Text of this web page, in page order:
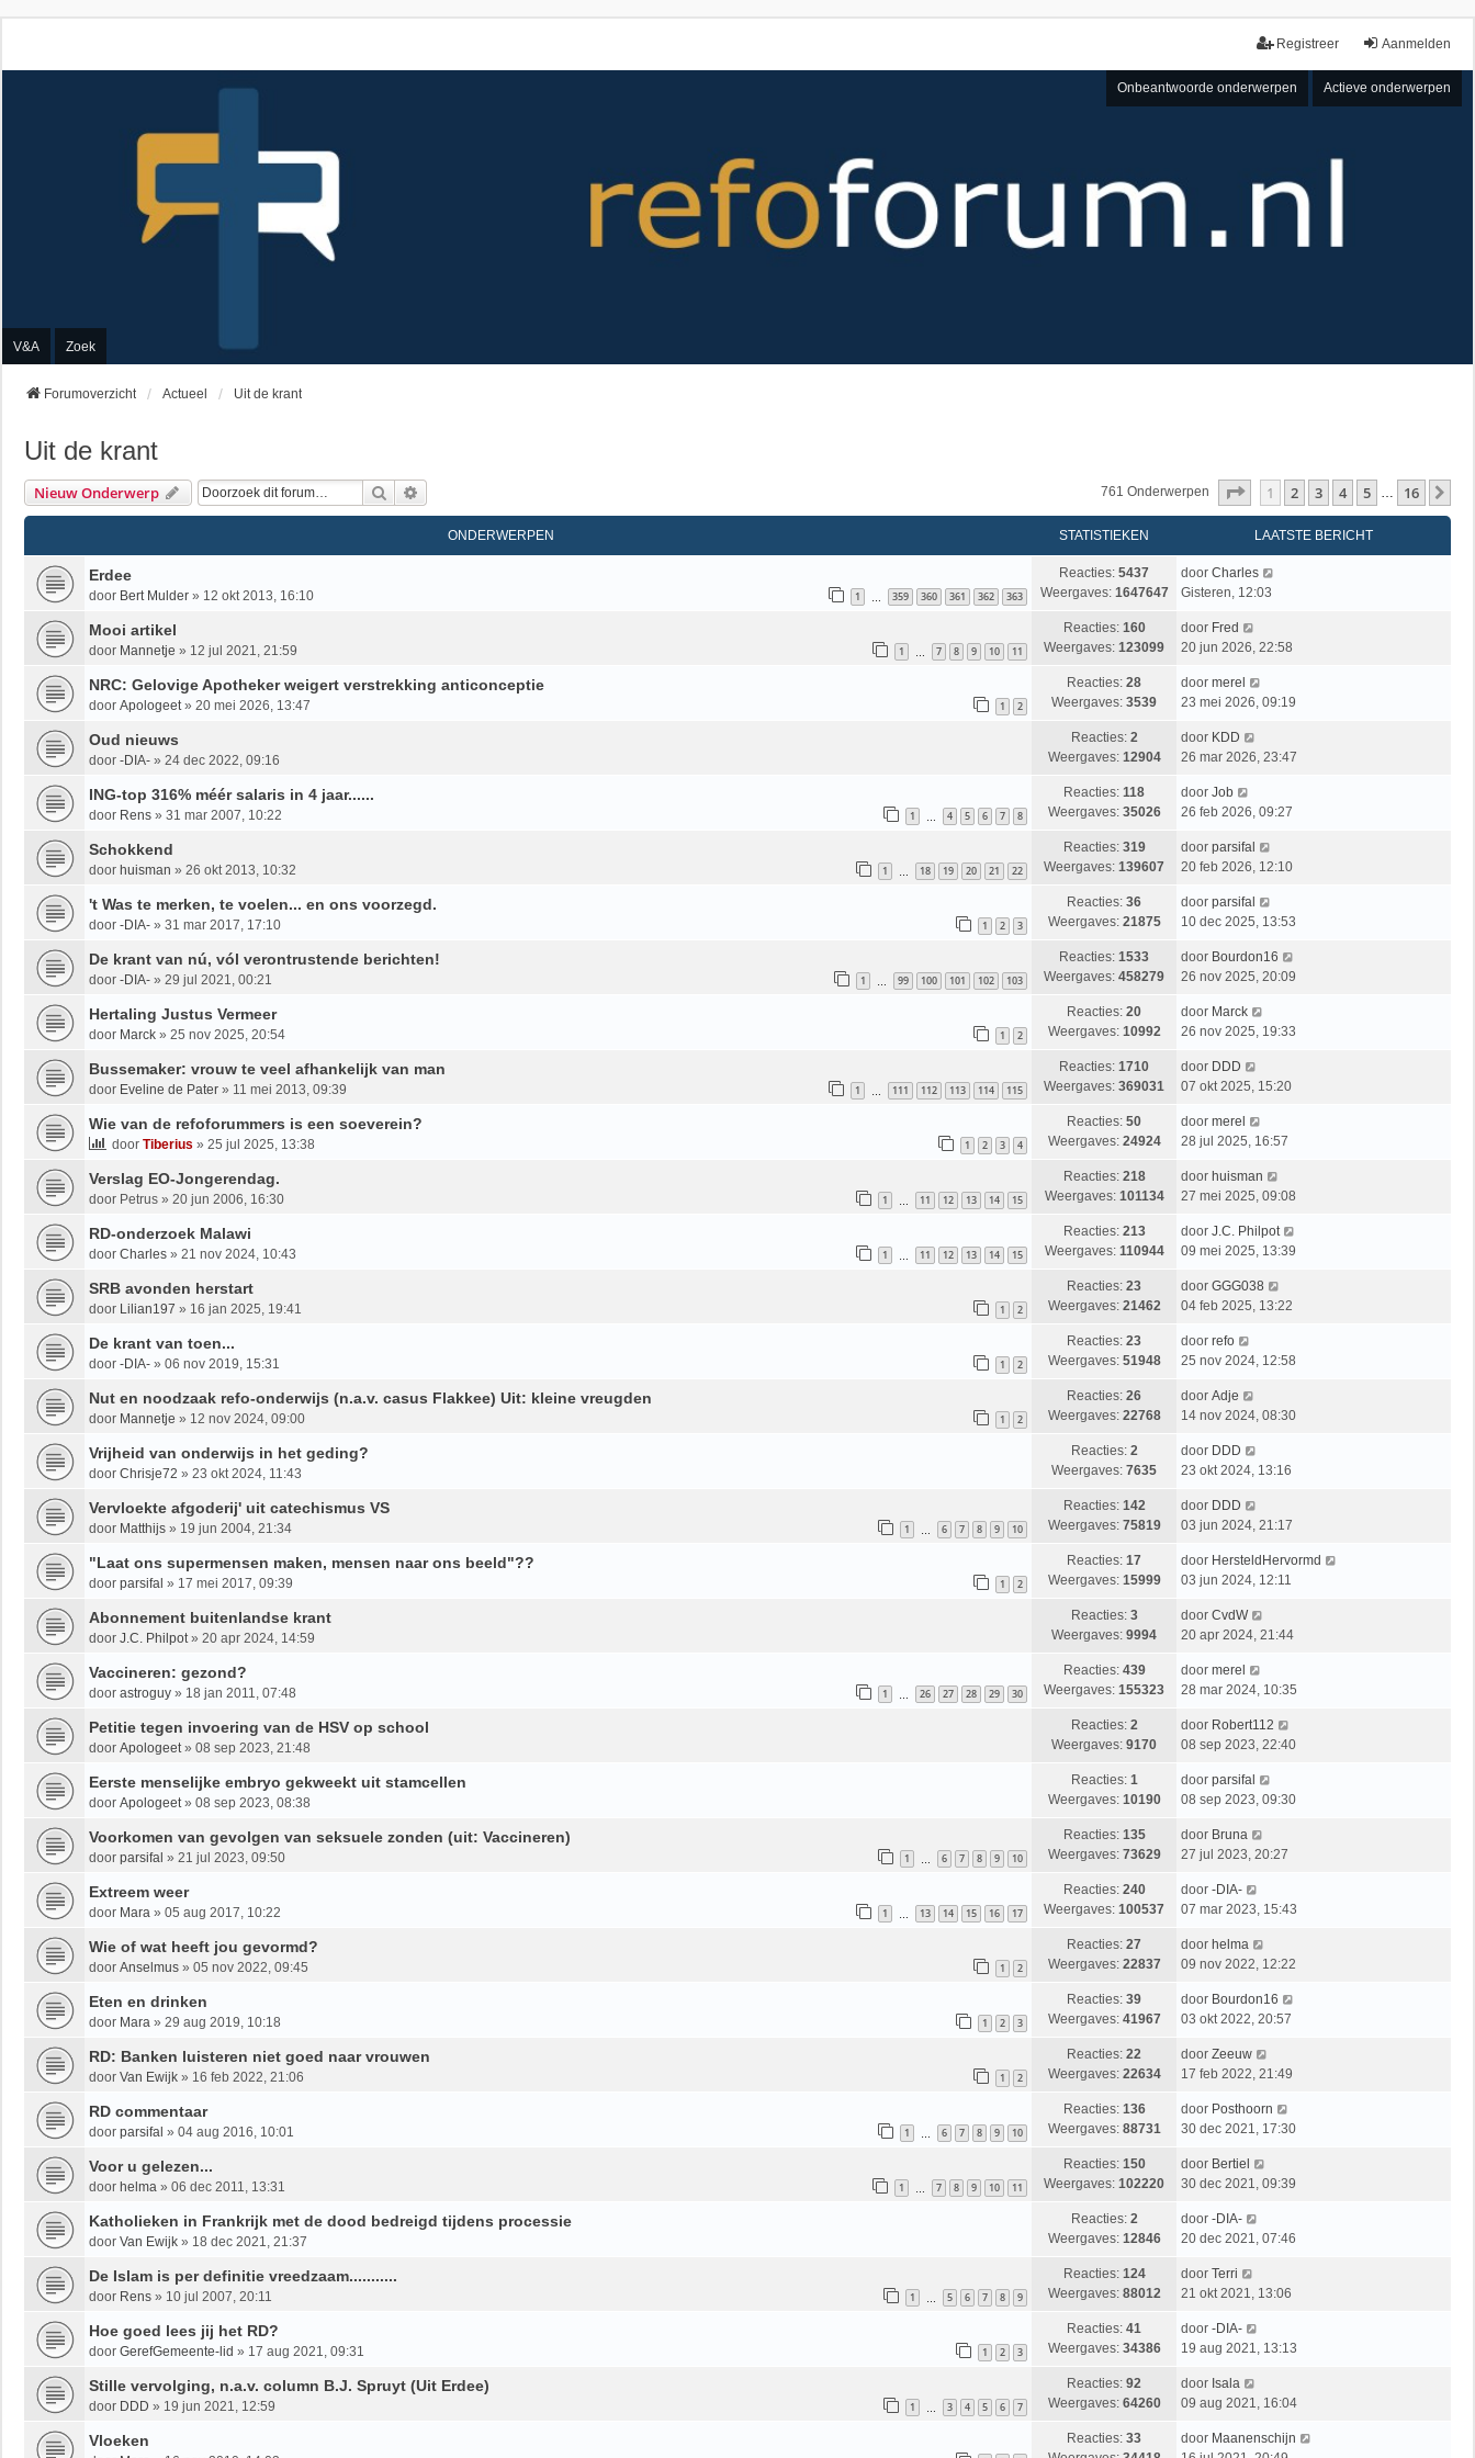
Aanmelden
Registreer
Onbeantwoorde onderwerpen Actieve onderwerpen
V&A Zoek
Forumoverzicht Actueel Uit de krant
Uit de krant
Nieuw Onderwerp Zoek 761 Onderwerpen Pagina1 Van 16
1 2 3 4 5 … 16
ONDERWERPEN STATISTIEKEN LAATSTE BERICHT
Erdee
door Bert Mulder » 12 okt 2013, 16:10 1 359 360 361 362 363
Reacties: 5437
Weergaves: 1647647
door Charles
Gisteren, 12:03
Mooi artikel
door Mannetje » 12 jul 2021, 21:59 1 7 8 9 10 11
Reacties: 160
Weergaves: 123099
door Fred
20 jun 2026, 22:58
NRC: Gelovige Apotheker weigert verstrekking anticonceptie
door Apologeet» 20 mei 2026, 13:47 1 2
Reacties: 28
Weergaves: 3539
door merel
23 mei 2026, 09:19
Oud nieuws
door -DIA- » 24 dec 2022, 09:16
Reacties: 2
Weergaves: 12904
door KDD
26 mar 2026, 23:47
ING-top 316% méér salaris in 4 jaar......
door Rens » 31 mar 2007, 10:22 1 4 5 6 7 8
Reacties: 118
Weergaves: 35026
door Job
26 feb 2026, 09:27
Schokkend
door huisman » 26 okt 2013, 10:32 1 18 19 20 21 22
Reacties: 319
Weergaves: 139607
door parsifal
20 feb 2026, 12:10
't Was te merken, te voelen... en ons voorzegd.
door -DIA- » 31 mar 2017, 17:10 1 2 3
Reacties: 36
Weergaves: 21875
door parsifal
10 dec 2025, 13:53
De krant van nú, vól verontrustende berichten!
door -DIA- » 29 jul 2021, 00:21 1 99 100 101 102 103
Reacties: 1533
Weergaves: 458279
door Bourdon16
26 nov 2025, 20:09
Hertaling Justus Vermeer
door Marck » 25 nov 2025, 20:54 1 2
Reacties: 20
Weergaves: 10992
door Marck
26 nov 2025, 19:33
Bussemaker: vrouw te veel afhankelijk van man
door Eveline de Pater » 11 mei 2013, 09:39 1 111 112 113 114 115
Reacties: 1710
Weergaves: 369031
door DDD
07 okt 2025, 15:20
Wie van de refoforummers is een soeverein?
door Tiberius » 25 jul 2025, 13:38 1 2 3 4
Reacties: 50
Weergaves: 24924
door merel
28 jul 2025, 16:57
Verslag EO-Jongerendag.
door Petrus » 20 jun 2006, 16:30 1 11 12 13 14 15
Reacties: 218
Weergaves: 101134
door huisman
27 mei 2025, 09:08
RD-onderzoek Malawi
door Charles » 21 nov 2024, 10:43 1 11 12 13 14 15
Reacties: 213
Weergaves: 110944
door J.C. Philpot
09 mei 2025, 13:39
SRB avonden herstart
door Lilian197 » 16 jan 2025, 19:41 1 2
Reacties: 23
Weergaves: 21462
door GGG038
04 feb 2025, 13:22
De krant van toen...
door -DIA- » 06 nov 2019, 15:31 1 2
Reacties: 23
Weergaves: 51948
door refo
25 nov 2024, 12:58
Nut en noodzaak refo-onderwijs (n.a.v. casus Flakkee) Uit: kleine vreugden
door Mannetje » 12 nov 2024, 09:00 1 2
Reacties: 26
Weergaves: 22768
door Adje
14 nov 2024, 08:30
Vrijheid van onderwijs in het geding?
door Chrisje72 » 23 okt 2024, 11:43
Reacties: 2
Weergaves: 7635
door DDD
23 okt 2024, 13:16
Vervloekte afgoderij' uit catechismus VS
door Matthijs » 19 jun 2004, 21:34 1 6 7 8 9 10
Reacties: 142
Weergaves: 75819
door DDD
03 jun 2024, 21:17
"Laat ons supermensen maken, mensen naar ons beeld"??
door parsifal » 17 mei 2017, 09:39 1 2
Reacties: 17
Weergaves: 15999
door HersteldHervormd
03 jun 2024, 12:11
Abonnement buitenlandse krant
door J.C. Philpot» 20 apr 2024, 14:59
Reacties: 3
Weergaves: 9994
door CvdW
20 apr 2024, 21:44
Vaccineren: gezond?
door astroguy » 18 jan 2011, 07:48 1 26 27 28 29 30
Reacties: 439
Weergaves: 155323
door merel
28 mar 2024, 10:35
Petitie tegen invoering van de HSV op school
door Apologeet» 08 sep 2023, 21:48
Reacties: 2
Weergaves: 9170
door Robert112
08 sep 2023, 22:40
Eerste menselijke embryo gekweekt uit stamcellen
door Apologeet» 08 sep 2023, 08:38
Reacties: 1
Weergaves: 10190
door parsifal
08 sep 2023, 09:30
Voorkomen van gevolgen van seksuele zonden (uit: Vaccineren)
door parsifal » 21 jul 2023, 09:50 1 6 7 8 9 10
Reacties: 135
Weergaves: 73629
door Bruna
27 jul 2023, 20:27
Extreem weer
door Mara » 05 aug 2017, 10:22 1 13 14 15 16 17
Reacties: 240
Weergaves: 100537
door -DIA-
07 mar 2023, 15:43
Wie of wat heeft jou gevormd?
door Anselmus » 05 nov 2022, 09:45 1 2
Reacties: 27
Weergaves: 22837
door helma
09 nov 2022, 12:22
Eten en drinken
door Mara » 29 aug 2019, 10:18 1 2 3
Reacties: 39
Weergaves: 41967
door Bourdon16
03 okt 2022, 20:57
RD: Banken luisteren niet goed naar vrouwen
door Van Ewijk » 16 feb 2022, 21:06 1 2
Reacties: 22
Weergaves: 22634
door Zeeuw
17 feb 2022, 21:49
RD commentaar
door parsifal » 04 aug 2016, 10:01 1 6 7 8 9 10
Reacties: 136
Weergaves: 88731
door Posthoorn
30 dec 2021, 17:30
Voor u gelezen...
door helma » 06 dec 2011, 13:31 1 7 8 9 10 11
Reacties: 150
Weergaves: 102220
door Bertiel
30 dec 2021, 09:39
Katholieken in Frankrijk met de dood bedreigd tijdens processie
door Van Ewijk » 18 dec 2021, 21:37
Reacties: 2
Weergaves: 12846
door -DIA-
20 dec 2021, 07:46
De Islam is per definitie vreedzaam...........
door Rens » 10 jul 2007, 20:11 1 5 6 7 8 9
Reacties: 124
Weergaves: 88012
door Terri
21 okt 2021, 13:06
Hoe goed lees jij het RD?
door GerefGemeente-lid » 17 aug 2021, 09:31 1 2 3
Reacties: 41
Weergaves: 34386
door -DIA-
19 aug 2021, 13:13
Stille vervolging, n.a.v. column B.J. Spruyt (Uit Erdee)
door DDD » 19 jun 2021, 12:59 1 3 4 5 6 7
Reacties: 92
Weergaves: 64260
door Isala
09 aug 2021, 16:04
Vloeken Reacties: 33
door Maanenschijn